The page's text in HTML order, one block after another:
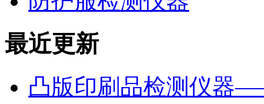
最近更新
凸版印刷品检测仪器